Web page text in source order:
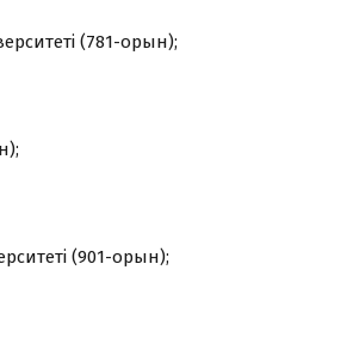
(781-орын);
(901-орын);